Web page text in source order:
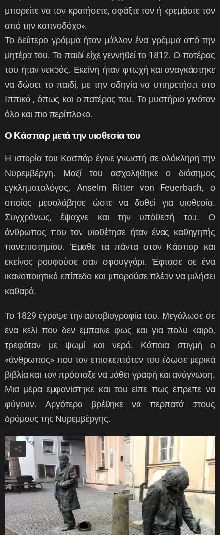
μπορείτε να τον κρατήσετε, σφάξτε τον ή κρεμάστε τον
από την καπνοδόχο».
Το δεύτερο γράμμα ήταν μάλλον ένα γράμμα από την
μητέρα του. Το παιδί είχε γεννηθεί το 1812. Ο πατέρας
του ήταν νεκρός. Εκείνη ήταν φτωχή και αναγκάστηκε
να δώσει το παιδί, με την οδηγία να υπηρετήσει στο
Ιππικό , όπως και ο πατέρας του. Το μυστήριο γινόταν
όλο και πιο περίπλοκο.
Ο Κάσπαρ μετά την υιοθεσία του
Η ιστορία του Κασπάρ έγινε γνωστή σε ολόκληρη την
Νυρεμβέργη. Μαζί του ασχολήθηκε ο διάσημος
εγκληματολόγος, Anselm Ritter von Feuerbach, ο
οποίος μεσολάβησε ώστε να δοθεί για υιοθεσία.
Συγχρόνως, έψαχνε και την υπόθεσή του. Ο
άνθρωπος που τον υιοθέτησε ήταν ένας καθηγητής
πανεπιστημίου. Έμαθε τα πάντα στον Κάσπαρ και
εκείνος ρουφούσε σαν σφουγγάρι. Έφτασε σε ένα
ικανοποιητικό επίπεδο και μπορούσε πλέον να μιλήσει
καθαρά.
Το 1829 έγραψε την αυτοβιογραφία του. Μεγάλωσε σε
ένα κελί που δεν έμπαινε φως και για πολύ καιρό,
τρεφόταν με ψωμί και νερό. Κάποια στιγμή ο
«άνθρωπος» που τον επισκεπτόταν του έδωσε μερικά
βιβλία και τον πρόσταξε να μάθει γραφή και ανάγνωση.
Μια μέρα εμφανίστηκε και του είπε πως έπρεπε να
φύγουν. Αργότερα βρέθηκε να περπατά στους
δρόμους της Νυρεμβέργης.